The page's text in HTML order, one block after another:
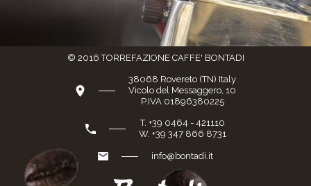
© 2016 TORREFAZIONE CAFFE' BONTADI
38068 Rovereto (TN) Italy
Vicolo del Messaggero, 10
P.IVA 01896380225
T. +39 0464 - 421110
W. +39 347 866 8731
info@bontadi.it